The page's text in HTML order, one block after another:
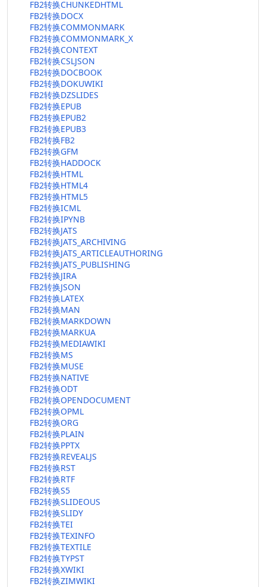
FB2转换CHUNKEDHTML
FB2转换DOCX
FB2转换COMMONMARK
FB2转换COMMONMARK_X
FB2转换CONTEXT
FB2转换CSLJSON
FB2转换DOCBOOK
FB2转换DOKUWIKI
FB2转换DZSLIDES
FB2转换EPUB
FB2转换EPUB2
FB2转换EPUB3
FB2转换FB2
FB2转换GFM
FB2转换HADDOCK
FB2转换HTML
FB2转换HTML4
FB2转换HTML5
FB2转换ICML
FB2转换IPYNB
FB2转换JATS
FB2转换JATS_ARCHIVING
FB2转换JATS_ARTICLEAUTHORING
FB2转换JATS_PUBLISHING
FB2转换JIRA
FB2转换JSON
FB2转换LATEX
FB2转换MAN
FB2转换MARKDOWN
FB2转换MARKUA
FB2转换MEDIAWIKI
FB2转换MS
FB2转换MUSE
FB2转换NATIVE
FB2转换ODT
FB2转换OPENDOCUMENT
FB2转换OPML
FB2转换ORG
FB2转换PLAIN
FB2转换PPTX
FB2转换REVEALJS
FB2转换RST
FB2转换RTF
FB2转换S5
FB2转换SLIDEOUS
FB2转换SLIDY
FB2转换TEI
FB2转换TEXINFO
FB2转换TEXTILE
FB2转换TYPST
FB2转换XWIKI
FB2转换ZIMWIKI